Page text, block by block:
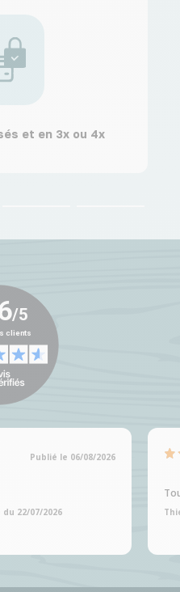
et en 3x ou 4x
Publié le 06/08/2026
22/07/2026